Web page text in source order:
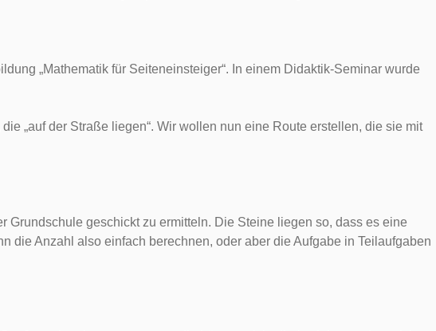
„Mathematik für Seiteneinsteiger“. In einem Didaktik-Seminar wurde
„auf der Straße liegen“. Wir wollen nun eine Route erstellen, die sie mit
Grundschule geschickt zu ermitteln. Die Steine liegen so, dass es eine
die Anzahl also einfach berechnen, oder aber die Aufgabe in Teilaufgaben